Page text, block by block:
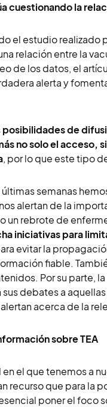
cuestionando la
el estudio
relación entre la
de los datos, el
alerta y
posibilidades de
no solo el acceso,
, por lo que este tipo
últimas semanas
alertan de la
un rebrote de
iniciativas para
evitar la
fiable.
Por su parte,
debates a
acerca de la
sobre TEA
en el que tenemos a
recurso que para la
poner el foco